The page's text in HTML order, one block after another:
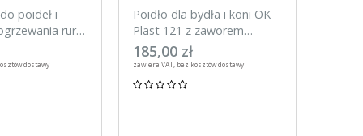
poideł i
rur,
dostawy
Poidło dla bydła i koni OK
Plast 121 z zaworem
rurowym 3l
185,00 zł
zawiera VAT, bez kosztów dostawy